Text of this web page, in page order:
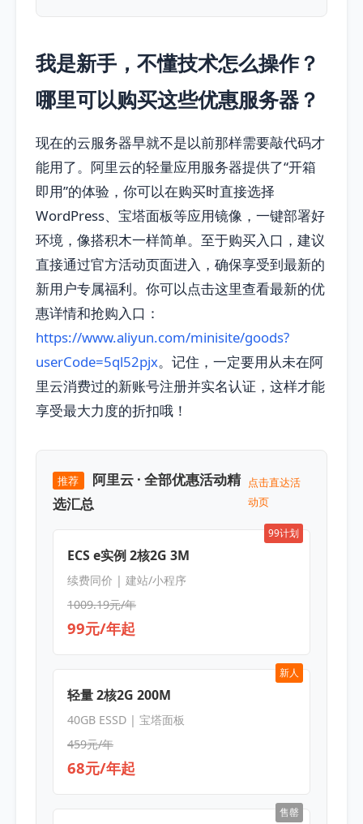
我是新手，不懂技术怎么操作？
哪里可以购买这些优惠服务器？
现在的云服务器早就不是以前那样需要敲代码才
能用了。阿里云的轻量应用服务器提供了“开箱
即用”的体验，你可以在购买时直接选择
WordPress、宝塔面板等应用镜像，一键部署好
环境，像搭积木一样简单。至于购买入口，建议
直接通过官方活动页面进入，确保享受到最新的
新用户专属福利。你可以点击这里查看最新的优
惠详情和抢购入口：
https://www.aliyun.com/minisite/goods?
userCode=5ql52pjx。记住，一定要用从未在阿
里云消费过的新账号注册并实名认证，这样才能
享受最大力度的折扣哦！
推荐
阿里云 · 全部优惠活动精
选汇总
点击直达活
动页
99计划
ECS e实例 2核2G 3M
续费同价 | 建站/小程序
1009.19元/年
99元/年起
新人
轻量 2核2G 200M
40GB ESSD | 宝塔面板
459元/年
68元/年起
售罄